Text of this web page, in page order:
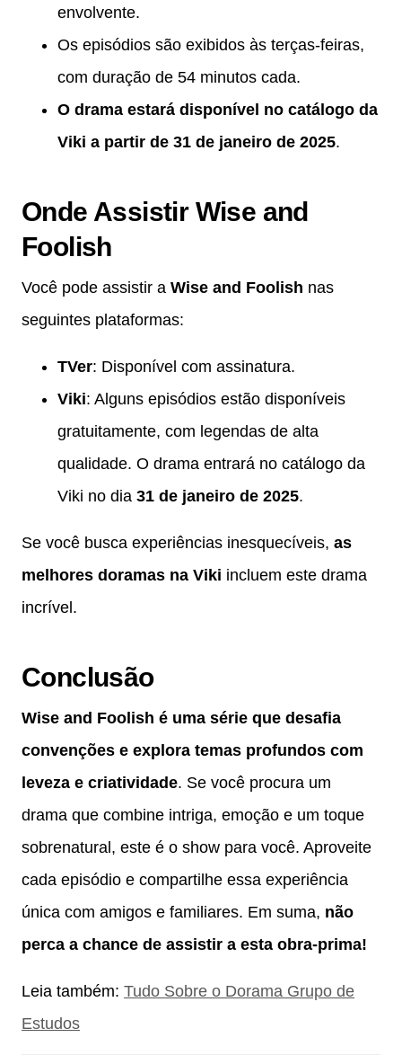
envolvente.
Os episódios são exibidos às terças-feiras,
com duração de 54 minutos cada.
O drama estará disponível no catálogo da
Viki a partir de 31 de janeiro de 2025.
Onde Assistir Wise and
Foolish
Você pode assistir a Wise and Foolish nas
seguintes plataformas:
TVer: Disponível com assinatura.
Viki: Alguns episódios estão disponíveis
gratuitamente, com legendas de alta
qualidade. O drama entrará no catálogo da
Viki no dia 31 de janeiro de 2025.
Se você busca experiências inesquecíveis, as
melhores doramas na Viki incluem este drama
incrível.
Conclusão
Wise and Foolish é uma série que desafia
convenções e explora temas profundos com
leveza e criatividade. Se você procura um
drama que combine intriga, emoção e um toque
sobrenatural, este é o show para você. Aproveite
cada episódio e compartilhe essa experiência
única com amigos e familiares. Em suma, não
perca a chance de assistir a esta obra-prima!
Leia também: Tudo Sobre o Dorama Grupo de
Estudos